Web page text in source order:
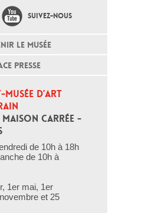
SUIVEZ-NOUS
LE MUSÉE
PRESSE
MUSÉE D’ART
MAISON CARRÉE -
de 10h à 18h
de 10h à
1er mai, 1er
et 25